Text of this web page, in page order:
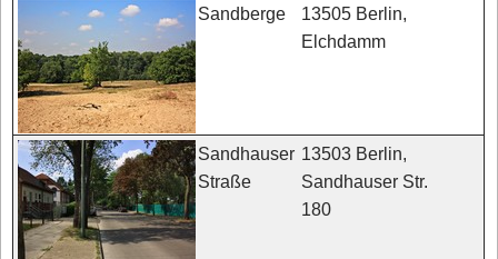
Sandberge
13505 Berlin,
Elchdamm
Sandhauser
Straße
13503 Berlin,
Sandhauser Str.
180